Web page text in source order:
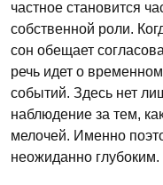
частное становится
собственной роли.
сон обещает
речь идет о
событий. Здесь нет
наблюдение за тем,
мелочей. Именно
неожиданно глубоким.